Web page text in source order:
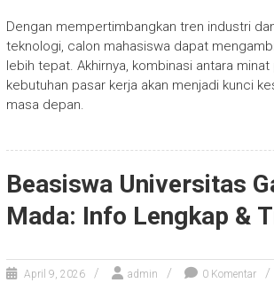
Dengan mempertimbangkan tren industri
teknologi, calon mahasiswa dapat
lebih tepat. Akhirnya, kombinasi antara minat
kebutuhan pasar kerja akan menjadi kunci
masa depan.
Beasiswa Universitas
Mada: Info Lengkap &
April 9, 2026 admin 0 Komentar